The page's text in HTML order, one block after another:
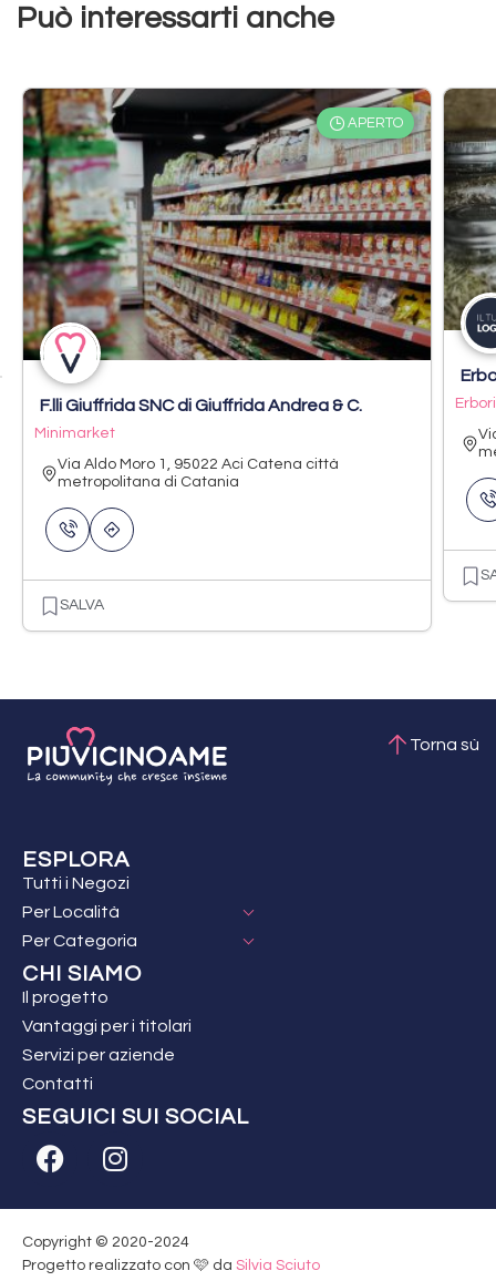
Può interessarti anche
APERTO
F.lli Giuffrida SNC di Giuffrida Andrea & C.
Minimarket
Via Aldo Moro 1, 95022 Aci Catena città
metropolitana di Catania
SALVA
Torna sù
ESPLORA
Tutti i Negozi
Per Località
Per Categoria
CHI SIAMO
Il progetto
Vantaggi per i titolari
Servizi per aziende
Contatti
SEGUICI SUI SOCIAL
Copyright © 2020-2024
Progetto realizzato con 🩷 da Silvia Sciuto